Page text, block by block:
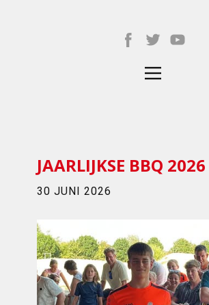
JAARLIJKSE BBQ 2026
30 JUNI 2026